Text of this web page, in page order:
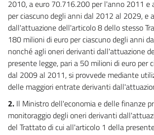
art. 13
Capo III
NUOVO PARTENARIATO
art. 14
art. 15
art. 16
art. 17
art. 18
art. 19
2010, a euro 70.716.200 per l'anno 2011 e
per ciascuno degli anni dal 2012 al 2029, e
dall'attuazione dell'articolo 8 dello stesso
180 milioni di euro per ciascuno degli anni
nonché agli oneri derivanti dall'attuazione
presente legge, pari a 50 milioni di euro per
dal 2009 al 2011, si provvede mediante
delle maggiori entrate derivanti
2. Il Ministro dell'economia e delle finanze
monitoraggio degli oneri derivanti
del Trattato di cui all'articolo 1 della